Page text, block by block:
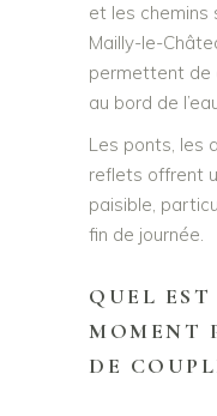
et les chemins
Mailly-le-
permettent de
au bord de
Les ponts, les
reflets offrent
paisible,
fin de journée.
QUEL
MOMENT
DE